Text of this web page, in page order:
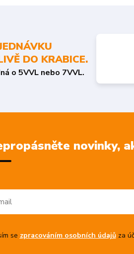
DO KRABICE.
o 5VVL nebo 7VVL.
novinky,
se zpracováním osobních údajůza